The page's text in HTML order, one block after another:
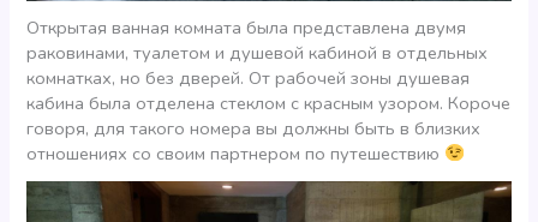
Открытая ванная комната была представлена двумя
раковинами, туалетом и душевой кабиной в отдельных
комнатках, но без дверей. От рабочей зоны душевая
кабина была отделена стеклом с красным узором. Короче
говоря, для такого номера вы должны быть в близких
отношениях со своим партнером по путешествию